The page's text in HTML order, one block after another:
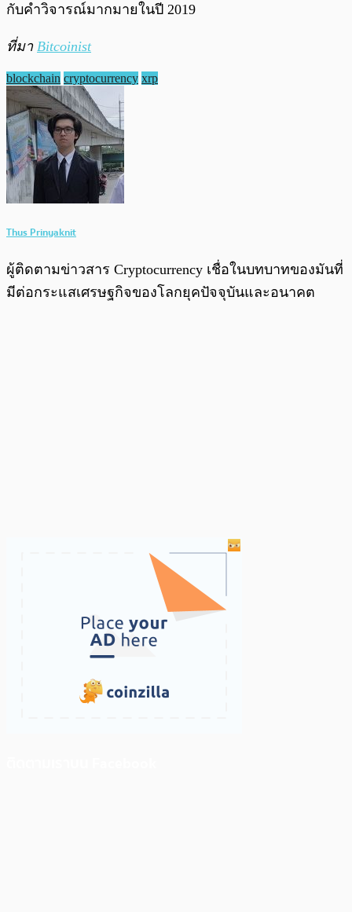
กับคำวิจารณ์มากมายในปี 2019
ที่มา Bitcoinist
blockchain cryptocurrency xrp
Thus Prinyaknit
ผู้ติดตามข่าวสาร Cryptocurrency เชื่อในบทบาทของมันที่
มีต่อกระแสเศรษฐกิจของโลกยุคปัจจุบันและอนาคต